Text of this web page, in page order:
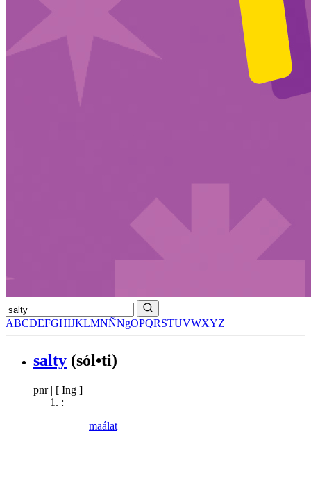
ABCDEFGHIJKLMNÑNgOPQRSTUVWXYZ
salty (sól•ti)
pnr | [ Ing ]
:
maálat